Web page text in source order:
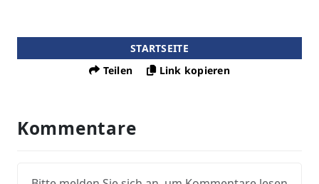
STARTSEITE
Teilen
Link kopieren
Kommentare